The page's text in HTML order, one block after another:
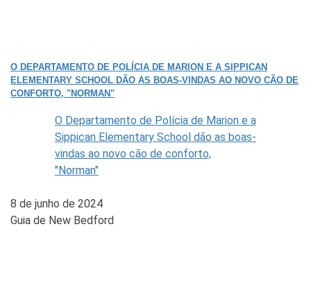
O DEPARTAMENTO DE POLÍCIA DE MARION E A SIPPICAN
ELEMENTARY SCHOOL DÃO AS BOAS-VINDAS AO NOVO CÃO DE
CONFORTO, "NORMAN"
O Departamento de Polícia de Marion e a
Sippican Elementary School dão as boas-
vindas ao novo cão de conforto,
"Norman"
8 de junho de 2024
Guia de New Bedford